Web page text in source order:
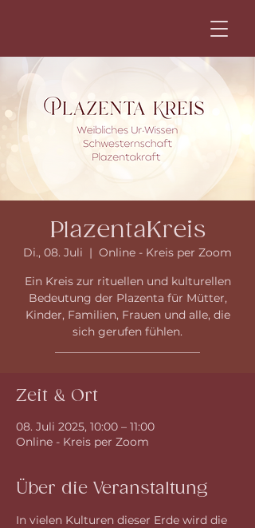
PlazentaKreis
Di., 08. Juli
  |
Online - Kreis per Zoom
Ein Kreis zur rituellen und kulturellen
Bedeutung der Plazenta für Mütter,
Kinder, Familien, Frauen und alle, die
sich gerufen fühlen.
Zeit & Ort
08. Juli 2025, 10:00 – 11:00
Online - Kreis per Zoom
Über die Veranstaltung
In vielen Kulturen dieser Erde wird die